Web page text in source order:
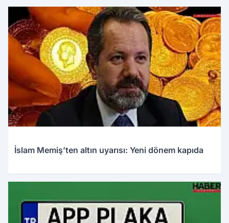
İslam Memiş’ten altın uyarısı: Yeni dönem kapıda